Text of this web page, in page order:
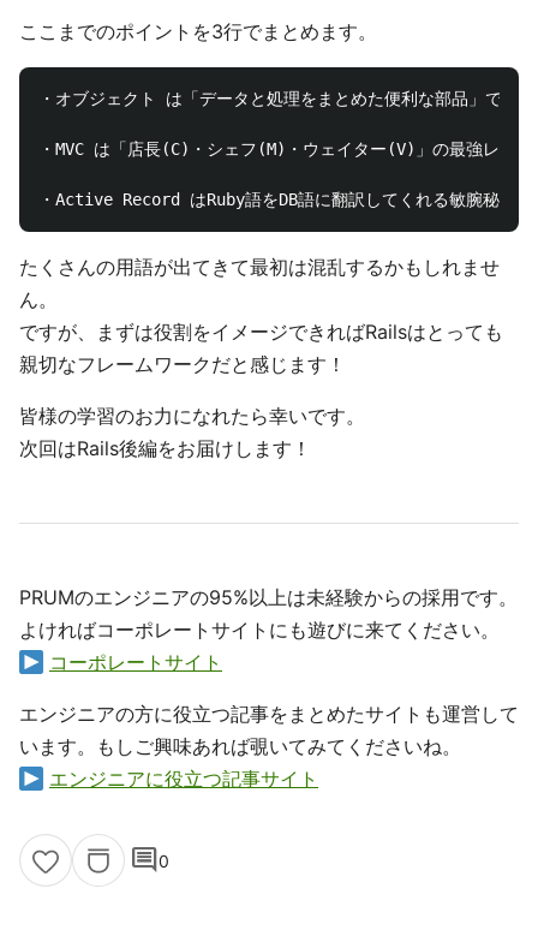
ここまでのポイントを3行でまとめます。
・オブジェクト は「データと処理をまとめた便利な部品」であ
・MVC は「店長(C)・シェフ(M)・ウェイター(V)」の最強レス
たくさんの用語が出てきて最初は混乱するかもしれませ
ん。
ですが、まずは役割をイメージできればRailsはとっても
親切なフレームワークだと感じます！
皆様の学習のお力になれたら幸いです。
次回はRails後編をお届けします！
PRUMのエンジニアの95%以上は未経験からの採用です。
よければコーポレートサイトにも遊びに来てください。
コーポレートサイト
エンジニアの方に役立つ記事をまとめたサイトも運営して
います。もしご興味あれば覗いてみてくださいね。
エンジニアに役立つ記事サイト
comment0